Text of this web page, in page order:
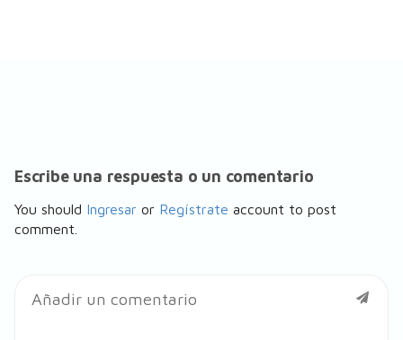
Escribe una respuesta o un comentario
You should Ingresar or Regístrate account to post
comment.